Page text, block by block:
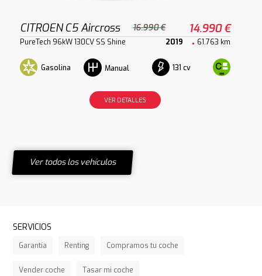
CITROEN C5 Aircross 16.990 € 14.990 €
PureTech 96kW 130CV SS Shine 2019 61.763 km
Gasolina Manual 131 cv
VER DETALLES
Ver todos los vehículos
SERVICIOS
Garantía Renting Compramos tu coche
Vender coche Tasar mi coche